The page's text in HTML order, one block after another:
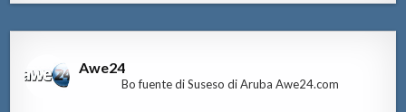
Awe24
Bo fuente di Suseso di Aruba Awe24.com